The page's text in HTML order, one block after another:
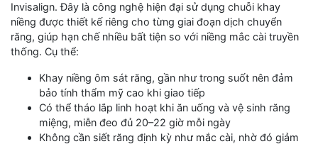
Invisalign. Đây là công nghệ hiện đại sử dụng chuỗi khay
niềng được thiết kế riêng cho từng giai đoạn dịch chuyển
răng, giúp hạn chế nhiều bất tiện so với niềng mắc cài truyền
thống. Cụ thể:
Khay niềng ôm sát răng, gần như trong suốt nên đảm
bảo tính thẩm mỹ cao khi giao tiếp
Có thể tháo lắp linh hoạt khi ăn uống và vệ sinh răng
miệng, miễn đeo đủ 20–22 giờ mỗi ngày
Không cần siết răng định kỳ như mắc cài, nhờ đó giảm